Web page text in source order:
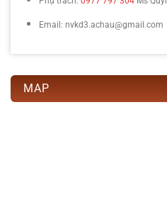
Email: nvkd3.achau@gmail.com
MAP